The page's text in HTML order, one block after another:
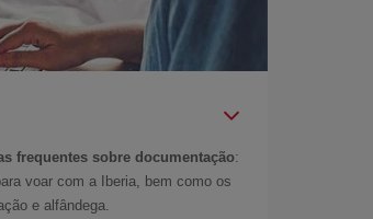
frequentes sobre documentação:
voar com a Iberia, bem como os
e alfândega.